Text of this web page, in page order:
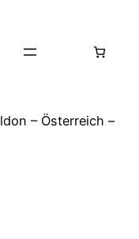
– Österreich –